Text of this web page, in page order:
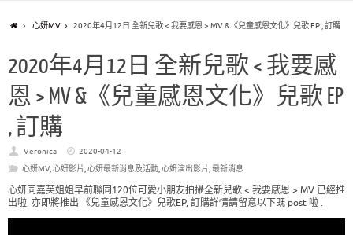
心妍MV 2020年4月12日 全新兒歌 < 我要感恩 > MV &《兒童感恩文化》兒歌 EP , 訂購
2020年4月12日 全新兒歌 < 我要感
恩 > MV &《兒童感恩文化》兒歌 EP
, 訂購
Veronica
2020-04-12
心妍MV,心妍影片,心妍最新消息及活動,心妍演出影片,最新消息
心妍同嘉芙姐姐早前聯同120位可愛小朋友拍攝全新兒歌 < 我要感恩 > MV 已經推
出啦, 亦即將推出 《兒童感恩文化》兒歌EP, 訂購詳情請留意以下既 post 啦 .